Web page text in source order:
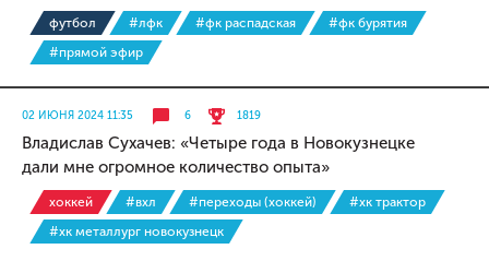
футбол #лфк #фк распадская
#фк бурятия
#прямой эфир
02 ИЮНЯ 2024 11:35 6 1819
Владислав Сухачев: «Четыре года в Новокузнецке
дали мне огромное количество опыта»
хоккей #вхл #переходы (хоккей)
#хк трактор
#хк металлург новокузнецк